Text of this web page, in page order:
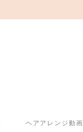
ヘアアレンジ動画